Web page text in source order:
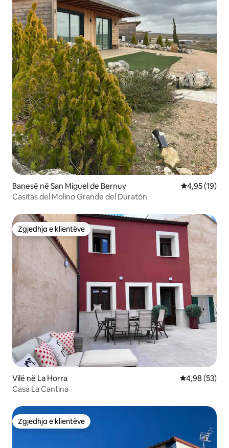
Banesë në San Miguel de Bernuy Vlerësimi
4,95 (19)
Casitas del Molino Grande del Duratón
Zgjedhja e klientëve
Zgjedhja e klientëve
Vilë në La Horra Vlerësimi
4,98 (53)
Casa La Cantina
Zgjedhja e klientëve
Zgjedhja e klientëve